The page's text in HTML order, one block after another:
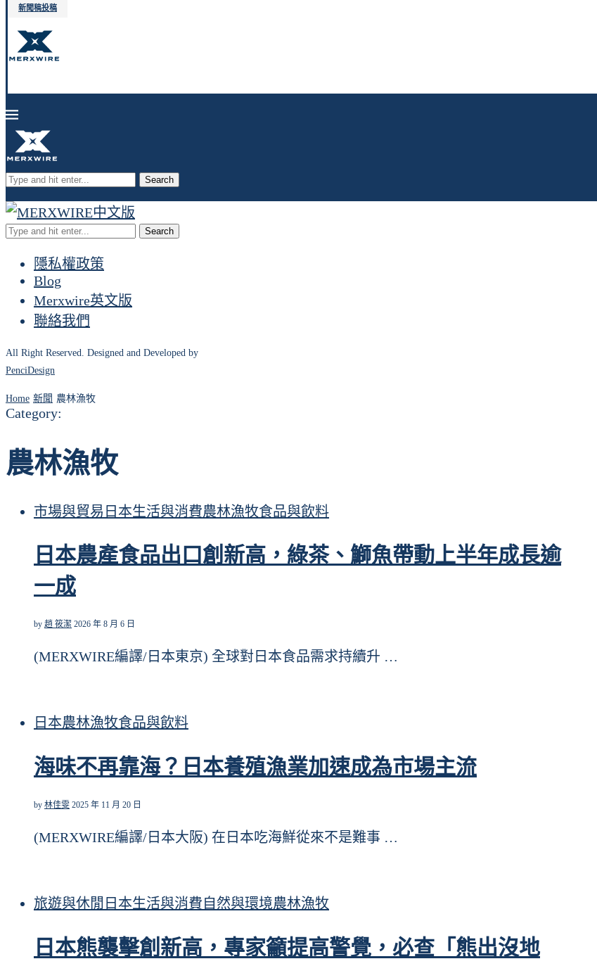
新聞稿投稿
Search
Search
隱私權政策
Blog
Merxwire英文版
聯絡我們
All Right Reserved. Designed and Developed by
PenciDesign
Home 新聞 農林漁牧
Category:
農林漁牧
市場與貿易 日本生活與消費農林漁牧食品與飲料
日本農產食品出口創新高，綠茶、鰤魚帶動上半年成長逾
一成
by 趙 筱潔 2026 年 8 月 6 日
(MERXWIRE編譯/日本東京) 全球對日本食品需求持續升 …
日本農林漁牧食品與飲料
海味不再靠海？日本養殖漁業加速成為市場主流
by 林佳雯 2025 年 11 月 20 日
(MERXWIRE編譯/日本大阪) 在日本吃海鮮從來不是難事 …
旅遊與休閒 日本生活與消費 自然與環境農林漁牧
日本熊襲擊創新高，專家籲提高警覺，必查「熊出沒地